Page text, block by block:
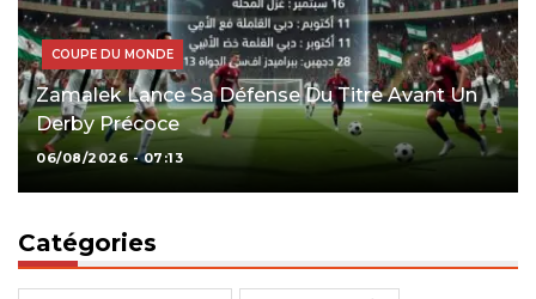
COUPE DU MONDE
Zamalek Lance Sa Défense Du Titre Avant Un
Derby Précoce
06/08/2026 - 07:13
Catégories